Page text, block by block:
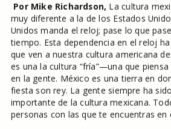
Por Mike Richardson, La cultura
muy diferente a la de los Estados
Unidos manda el reloj; pase lo que
tiempo. Esta dependencia en el reloj
que ven a nuestra cultura americana
es una la cultura “fría”—una que
en la gente. México es una tierra en
fiesta son rey. La gente siempre ha
importante de la cultura mexicana.
personas con las que te encuentras en